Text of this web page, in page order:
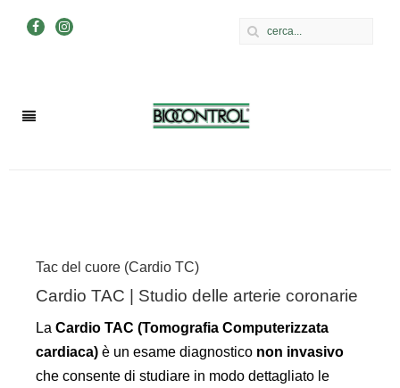
Tac del cuore (Cardio TC)
Cardio TAC | Studio delle arterie coronarie
La Cardio TAC (Tomografia Computerizzata
cardiaca) è un esame diagnostico non invasivo
che consente di studiare in modo dettagliato le